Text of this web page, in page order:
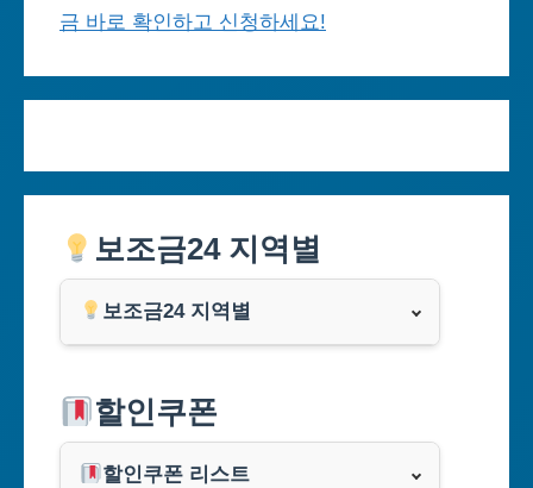
금 바로 확인하고 신청하세요!
보조금24 지역별
보조금24 지역별
부산광역시
할인쿠폰
할인쿠폰 리스트